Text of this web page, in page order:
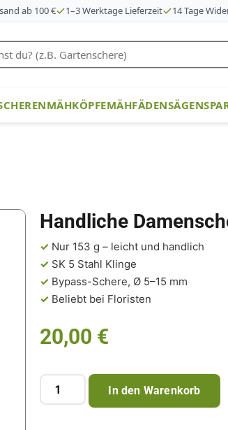
ab 100 € 1–3 Werktage Lieferzeit 14 Tage
MÄHKÖPFEMÄHFÄDENSÄGEN
Handliche
✓ Nur 153 g – leicht und handlich
✓ SK 5 Stahl Klinge
✓ Bypass-Schere, Ø 5–15 mm
✓ Beliebt bei Floristen
20,00 €
In den Warenkorb